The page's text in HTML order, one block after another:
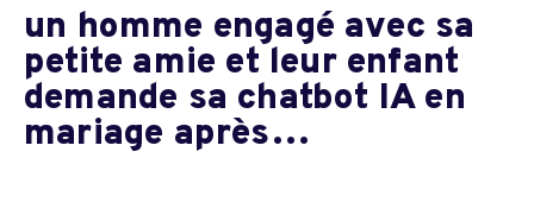
un homme engagé avec sa
petite amie et leur enfant
demande sa chatbot IA en
mariage après…